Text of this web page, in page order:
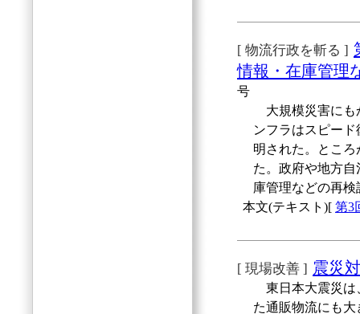
[ 物流行政を斬る ]
情報・在庫管理
号
大規模災害にも
ンフラはスピー
明された。とこ
た。政府や地方
庫管理などの再
本文(テキスト)[ 第3
[ 現場改善 ] 震災
東日本大震災は
た通販物流にも